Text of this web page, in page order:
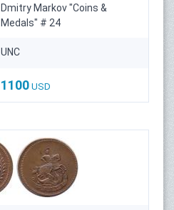
Dmitry Markov "Coins &
Medals" # 24
UNC
1100 USD